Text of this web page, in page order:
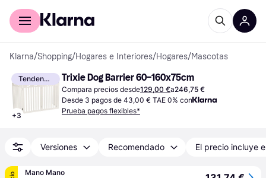
Comprar con Klarna
Klarna/Shopping/Hogares e Interiores/Hogares/Mascotas
Tendencia
+3
Trixie Dog Barrier 60–160x75cm
Compara precios desde129,00 €a246,75 €
Desde 3 pagos de 43,00 € TAE 0% con
Prueba pagos flexibles*
Versiones Recomendado El precio incluye
Mano Mano